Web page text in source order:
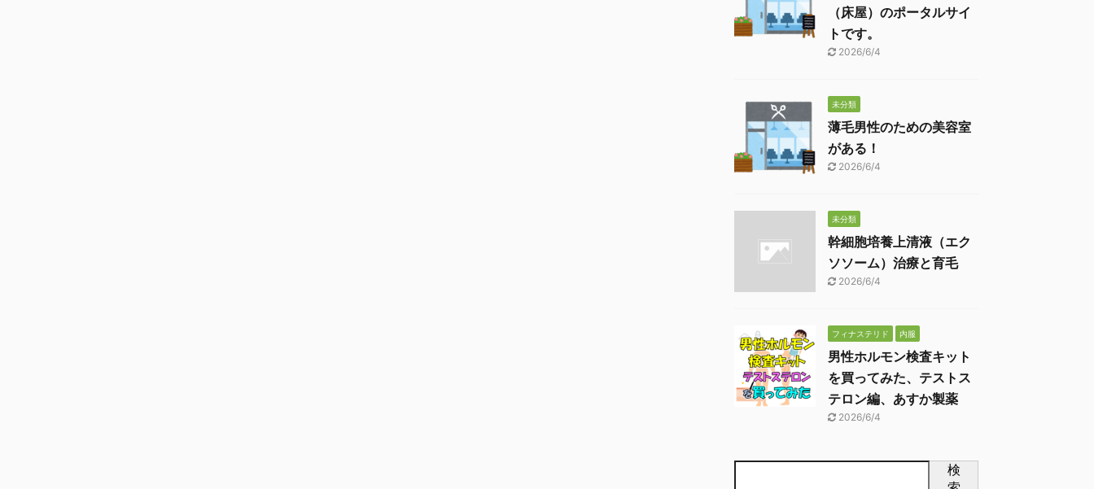
（床屋）のポータルサイ
トです。
2026/6/4
未分類
薄毛男性のための美容室
がある！
2026/6/4
未分類
幹細胞培養上清液（エク
ソソーム）治療と育毛
2026/6/4
フィナステリド 内服
男性ホルモン検査キット
を買ってみた、テストス
テロン編、あすか製薬
2026/6/4
検